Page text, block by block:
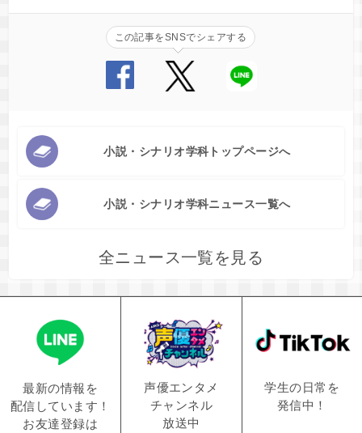
この記事をSNSでシェアする
小説・シナリオ学科トップページへ
小説・シナリオ学科ニュース一覧へ
全ニュース一覧を見る
最新の情報を
配信しています！
お友達登録は
声優エンタメ
チャンネル
放送中
学生の日常を
発信中！